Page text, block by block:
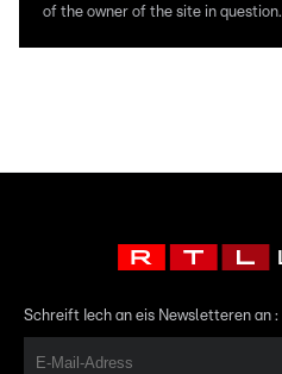
of the owner of the site in question.
Schreift Iech an eis Newsletteren an :